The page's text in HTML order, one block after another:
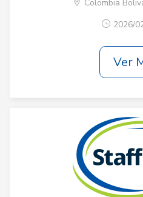
Colombia
2026/
Ver